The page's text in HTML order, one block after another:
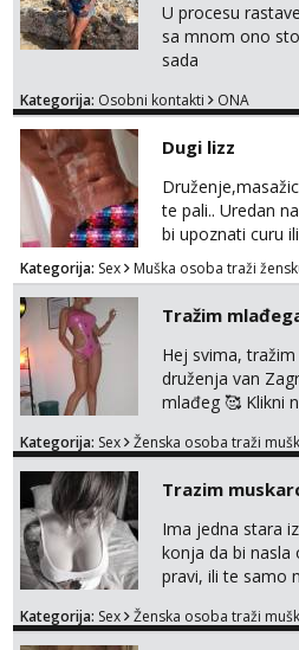
U procesu
sa mnom ono
sada
Kategorija: Osobni kontakti ONA
Dugi lizz
te pali.. Uredan
bi upoznati curu
za zajedničko
Prostor imam,
Kategorija: Sex Muška osoba traži
Tražim
Hej svima,
druženja van
mlađeg 🥰 Klikni
Kategorija: Sex Ženska osoba traži
Trazim
Ima jedna stara
konja da bi nasla
pravi, ili te samo
na sexdater link i
Kategorija: Sex Ženska osoba traži